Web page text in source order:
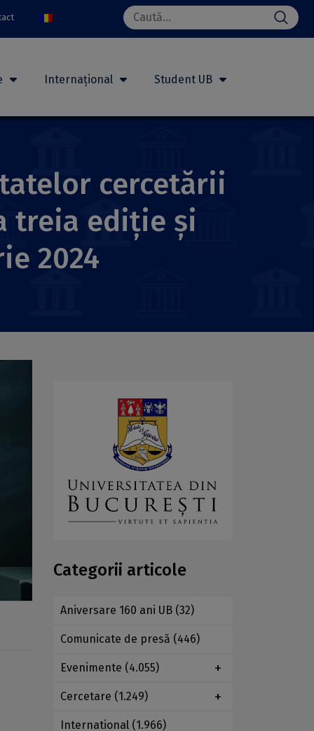
Search
for:
Internațional Student UB
cercetării
treia ediție și
2024
Categorii articole
Aniversare 160 ani UB (32)
Comunicate de presă (446)
Evenimente (4.055)
Cercetare (1.249)
International (1.966)